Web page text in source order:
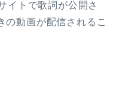
イトで歌詞が公開さ
の動画が配信されるこ